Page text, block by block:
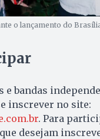
o lançamento do
e bandas
inscrever no site:
. Para
desejam